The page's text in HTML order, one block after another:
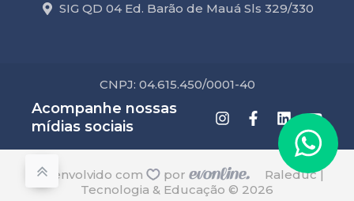
SIG QD 04 Ed. Barão de Mauá Sls 329/330
CNPJ: 04.615.450/0001-40
Acompanhe nossas
mídias sociais
desenvolvido com por
Raleduc |
Tecnologia & Educação © 2026